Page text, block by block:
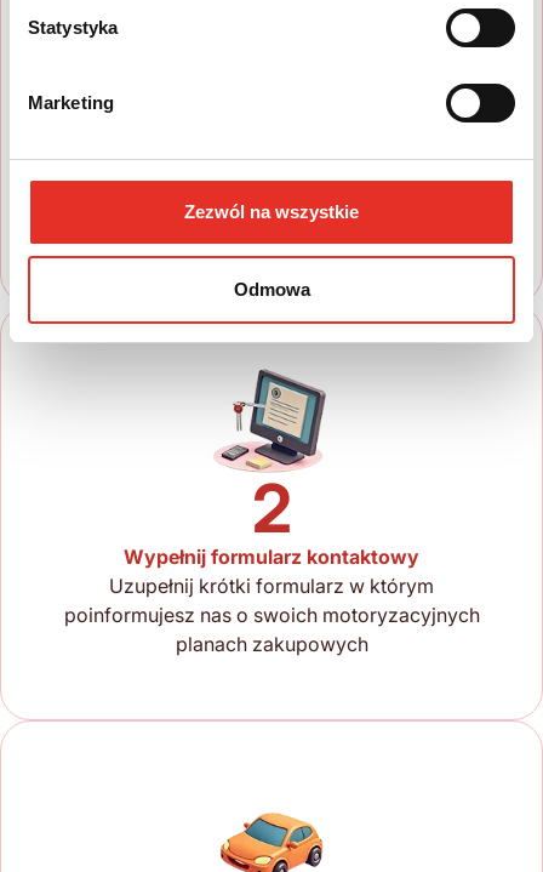
Statystyka
Marketing
Zezwól na wszystkie
Odmowa
model, który najbardziej spełnia Twoje
oczekiwania
2
Wypełnij formularz kontaktowy
Uzupełnij krótki formularz w którym
poinformujesz nas o swoich motoryzacyjnych
planach zakupowych